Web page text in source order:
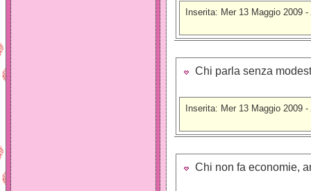
Inserita: Mer 13 Maggio 2009 -
Chi parla senza
Inserita: Mer 13 Maggio 2009 -
Chi non fa economie,